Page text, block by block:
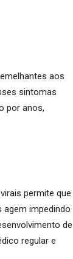
aos
sintomas
por anos,
permite que
impedindo
de
regular e